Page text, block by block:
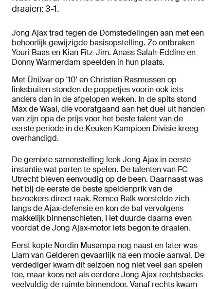
draaien: 3-1.
Jong Ajax trad tegen de Domstedelingen aan met een
behoorlijk gewijzigde basisopstelling. Zo ontbraken
Youri Baas en Kian Fitz-Jim. Anass Salah-Eddine en
Donny Warmerdam speelden in hun plaats.
Met Ünüvar op '10' en Christian Rasmussen op
linksbuiten stonden de poppetjes voorin ook iets
anders dan in de afgelopen weken. In de spits stond
Max de Waal, die voorafgaand aan het duel uit handen
van zijn opa de prijs voor het beste talent van de
eerste periode in de Keuken Kampioen Divisie kreeg
overhandigd.
De gemixte samenstelling leek Jong Ajax in eerste
instantie wat parten te spelen. De talenten van FC
Utrecht bleven eenvoudig op de been. Daarnaast was
het bij de eerste de beste speldenprik van de
bezoekers direct raak. Remco Balk worstelde zich
langs de Ajax-defensie en kon de bal vervolgens
makkelijk binnenschieten. Het duurde daarna even
voordat de Jong Ajax-motor iets begon te draaien.
Eerst kopte Nordin Musampa nog naast en later was
Liam van Gelderen gevaarlijk na een mooie aanval. De
verdediger kwam dit seizoen nog niet veel aan spelen
toe, maar koos net als eerdere Jong Ajax-rechtsbacks
veelvuldig de ruimte binnendoor. Vanaf rechts kwam